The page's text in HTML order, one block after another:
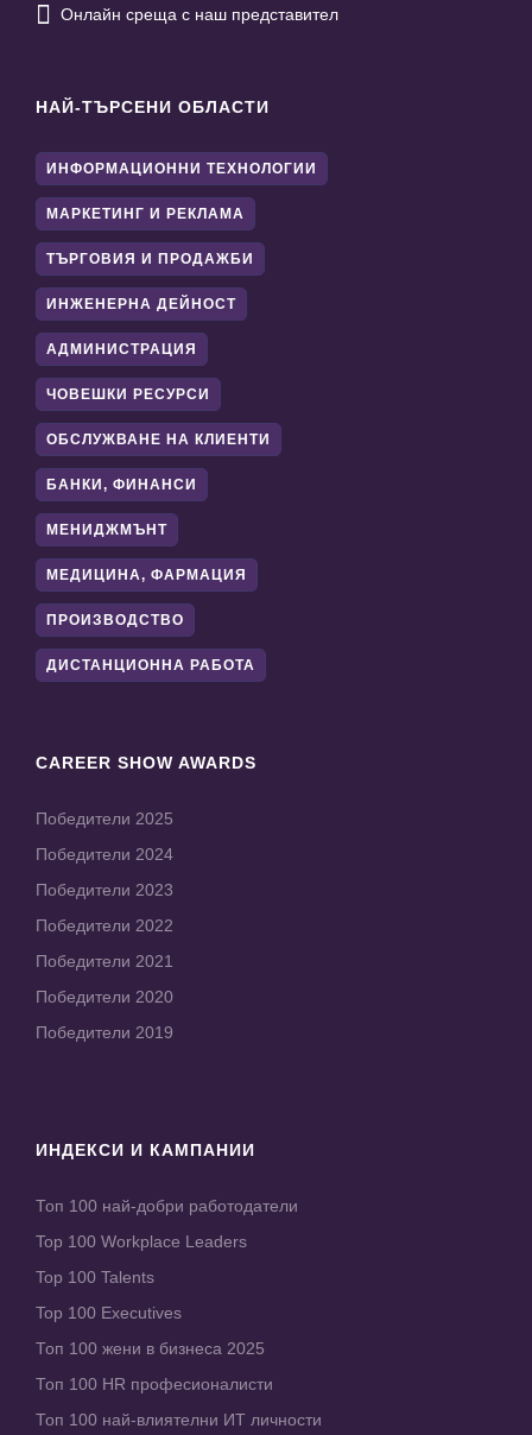
 Онлайн среща с наш представител
НАЙ-ТЪРСЕНИ ОБЛАСТИ
ИНФОРМАЦИОННИ ТЕХНОЛОГИИ
МАРКЕТИНГ И РЕКЛАМА
ТЪРГОВИЯ И ПРОДАЖБИ
ИНЖЕНЕРНА ДЕЙНОСТ
АДМИНИСТРАЦИЯ
ЧОВЕШКИ РЕСУРСИ
ОБСЛУЖВАНЕ НА КЛИЕНТИ
БАНКИ, ФИНАНСИ
МЕНИДЖМЪНТ
МЕДИЦИНА, ФАРМАЦИЯ
ПРОИЗВОДСТВО
ДИСТАНЦИОННА РАБОТА
CAREER SHOW AWARDS
Победители 2025
Победители 2024
Победители 2023
Победители 2022
Победители 2021
Победители 2020
Победители 2019
ИНДЕКСИ И КАМПАНИИ
Топ 100 най-добри работодатели
Top 100 Workplace Leaders
Top 100 Talents
Top 100 Executives
Топ 100 жени в бизнеса 2025
Топ 100 HR професионалисти
Топ 100 най-влиятелни ИТ личности